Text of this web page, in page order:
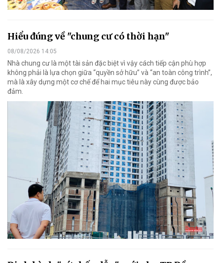
Hiểu đúng về "chung cư có thời hạn"
08/08/2026 14:05
Nhà chung cư là một tài sản đặc biệt vì vậy cách tiếp cận phù hợp
không phải là lựa chọn giữa “quyền sở hữu” và “an toàn công trình”,
mà là xây dựng một cơ chế để hai mục tiêu này cùng được bảo
đảm.